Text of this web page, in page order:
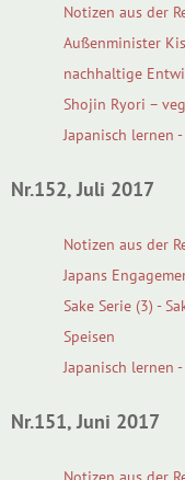
Notizen aus der
Außenminister
nachhaltige
Shojin Ryori –
Japanisch lernen
Nr.152, Juli 2017
Notizen aus der
Japans
Sake Serie (3) -
Speisen
Japanisch lernen
Nr.151, Juni 2017